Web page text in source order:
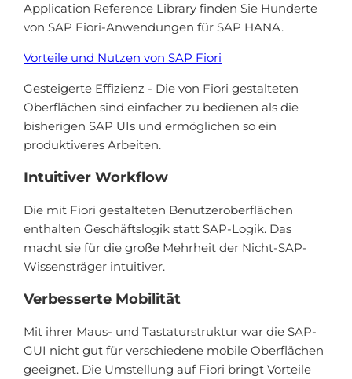
Application Reference Library finden Sie Hunderte
von SAP Fiori-Anwendungen für SAP HANA.
Vorteile und Nutzen von SAP Fiori
Gesteigerte Effizienz - Die von Fiori gestalteten
Oberflächen sind einfacher zu bedienen als die
bisherigen SAP UIs und ermöglichen so ein
produktiveres Arbeiten.
Intuitiver Workflow
Die mit Fiori gestalteten Benutzeroberflächen
enthalten Geschäftslogik statt SAP-Logik. Das
macht sie für die große Mehrheit der Nicht-SAP-
Wissensträger intuitiver.
Verbesserte Mobilität
Mit ihrer Maus- und Tastaturstruktur war die SAP-
GUI nicht gut für verschiedene mobile Oberflächen
geeignet. Die Umstellung auf Fiori bringt Vorteile